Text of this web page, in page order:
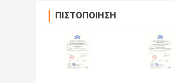
ΠΙΣΤΟΠΟΊΗΣΗ